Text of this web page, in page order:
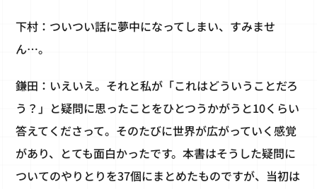
下村：ついつい話に夢中になってしまい、すみませ
ん…。
鎌田：いえいえ。それと私が「これはどういうことだろ
う？」と疑問に思ったことをひとつうかがうと10くらい
答えてくださって。そのたびに世界が広がっていく感覚
があり、とても面白かったです。本書はそうした疑問に
ついてのやりとりを37個にまとめたものですが、当初は